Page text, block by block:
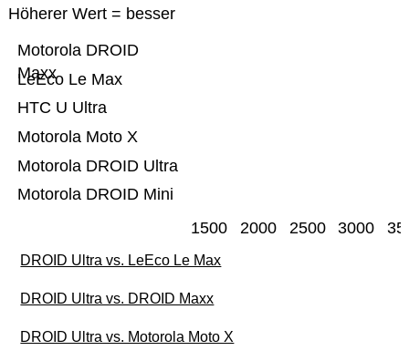
Höherer Wert = besser
Motorola DROID Mini
Motorola DROID Ultra
Motorola Moto X
HTC U Ultra
LeEco Le Max
Motorola DROID
Maxx
1500 2000 2500 3000
DROID Ultra vs. LeEco Le Max
DROID Ultra vs. DROID Maxx
DROID Ultra vs. Motorola Moto X